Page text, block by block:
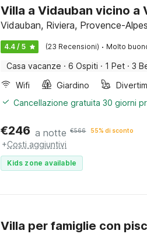
Villa a Vidauban vicino a
Vidauban, Riviera, Provence-
4.4 / 5 (23 Recensioni) · Molto
Casa vacanze · 6 Ospiti · 1 Pet · 3
Wifi
Giardino
Cancellazione gratuita 30 giorni
€246 a notte €566 55% di sconto
+Costi aggiuntivi
Kids zone available
Villa per famiglie con